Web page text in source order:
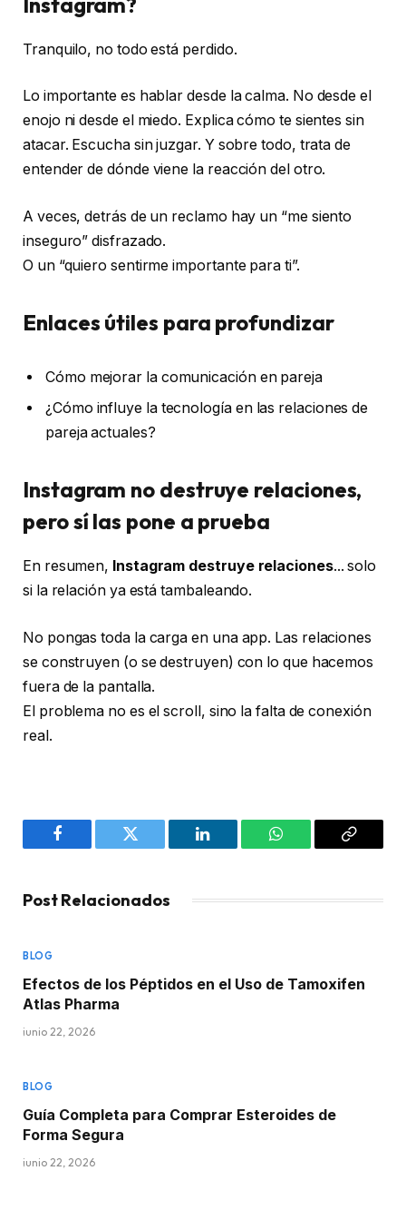
Tranquilo, no todo está perdido.
Lo importante es hablar desde la calma. No desde el
enojo ni desde el miedo. Explica cómo te sientes sin
atacar. Escucha sin juzgar. Y sobre todo, trata de
entender de dónde viene la reacción del otro.
A veces, detrás de un reclamo hay un “me siento
inseguro” disfrazado.
O un “quiero sentirme importante para ti”.
Enlaces útiles para profundizar
Cómo mejorar la comunicación en pareja
¿Cómo influye la tecnología en las relaciones de
pareja actuales?
Instagram no destruye relaciones,
pero sí las pone a prueba
En resumen, Instagram destruye relaciones... solo
si la relación ya está tambaleando.
No pongas toda la carga en una app. Las relaciones
se construyen (o se destruyen) con lo que hacemos
fuera de la pantalla.
El problema no es el scroll, sino la falta de conexión
real.
Facebook Twitter LinkedIn WhatsAppCopy
Post Relacionados
BLOG
Efectos de los Péptidos en el Uso de Tamoxifen
Atlas Pharma
junio 22, 2026
BLOG
Guía Completa para Comprar Esteroides de
Forma Segura
junio 22, 2026